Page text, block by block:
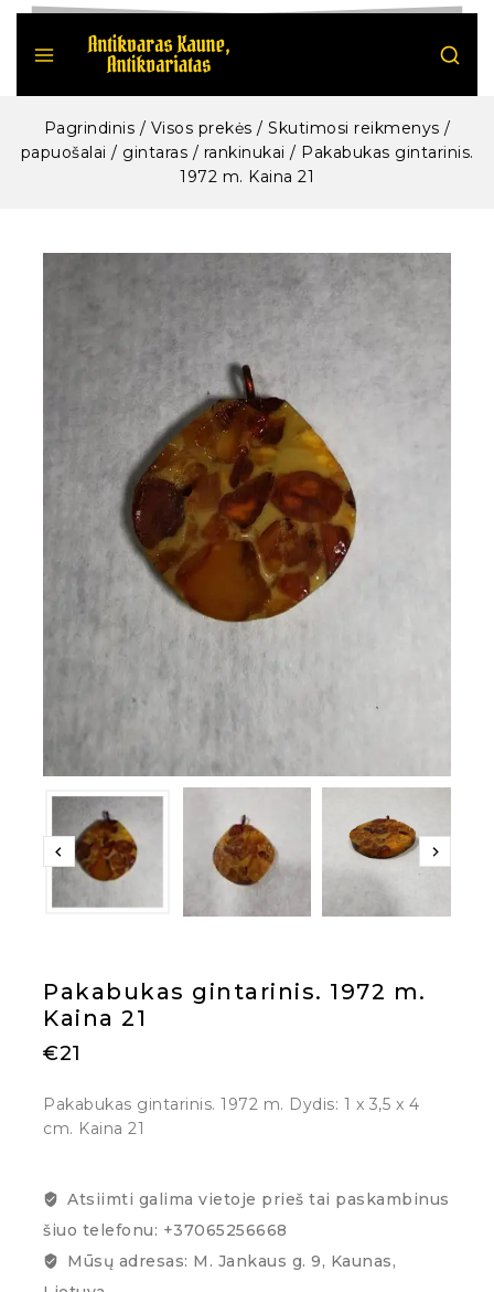
Pagrindinis / Visos prekės / Skutimosi reikmenys /
papuošalai / gintaras / rankinukai / Pakabukas gintarinis.
1972 m. Kaina 21
Pakabukas gintarinis. 1972 m.
Kaina 21
€21
Pakabukas gintarinis. 1972 m. Dydis: 1 x 3,5 x 4
cm. Kaina 21
Atsiimti galima vietoje prieš tai paskambinus
šiuo telefonu: +37065256668
Mūsų adresas: M. Jankaus g. 9, Kaunas,